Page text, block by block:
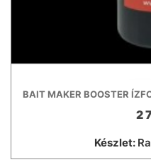
BAIT MAKER BOOSTER
2
Készlet: